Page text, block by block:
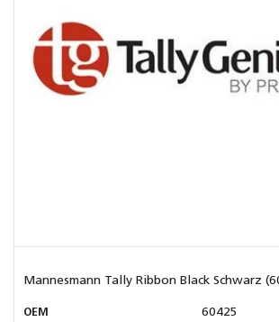
Mannesmann Tally Ribbon Black Schwarz
OEM
60425